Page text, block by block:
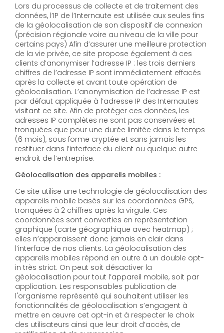
Lors du processus de collecte et de traitement des
données, l’IP de l’Internaute est utilisée aux seules fins
de la géolocalisation de son dispositif de connexion
(précision régionale voire au niveau de la ville pour
certains pays) Afin d’assurer une meilleure protection
de la vie privée, ce site propose également à ces
clients d’anonymiser l’adresse IP : les trois derniers
chiffres de l’adresse IP sont immédiatement effacés
après la collecte et avant toute opération de
géolocalisation. L’anonymisation de l’adresse IP est
par défaut appliquée à l’adresse IP des Internautes
visitant ce site. Afin de protéger ces données, les
adresses IP complètes ne sont pas conservées et
tronquées que pour une durée limitée dans le temps
(6 mois), sous forme cryptée et sans jamais les
restituer dans l’interface du client ou quelque autre
endroit de l’entreprise.
Géolocalisation des appareils mobiles :
Ce site utilise une technologie de géolocalisation des
appareils mobile basés sur les coordonnées GPS,
tronquées à 2 chiffres après la virgule. Ces
coordonnées sont converties en représentation
graphique (carte géographique avec heatmap) ;
elles n’apparaissent donc jamais en clair dans
l’interface de nos clients. La géolocalisation des
appareils mobiles répond en outre à un double opt-
in très strict. On peut soit désactiver la
géolocalisation pour tout l’appareil mobile, soit par
application. Les responsables publication de
l'organisme représenté qui souhaitent utiliser les
fonctionnalités de géolocalisation s’engagent à
mettre en œuvre cet opt-in et à respecter le choix
des utilisateurs ainsi que leur droit d’accès, de